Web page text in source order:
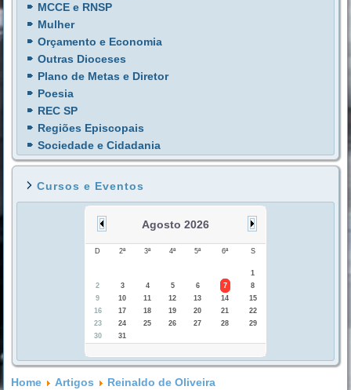
MCCE e RNSP
Mulher
Orçamento e Economia
Outras Dioceses
Plano de Metas e Diretor
Poesia
REC SP
Regiões Episcopais
Sociedade e Cidadania
Cursos e Eventos
Agosto 2026
D 2ª 3ª 4ª 5ª 6ª S
1
2
3 4 5 6 7
8
9
10 11 12 13 14
15
16
17 18 19 20 21
22
23
24 25 26 27 28
29
30
31
Home Artigos Reinaldo de Oliveira